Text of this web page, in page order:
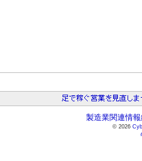
製造業関連情
© 2026